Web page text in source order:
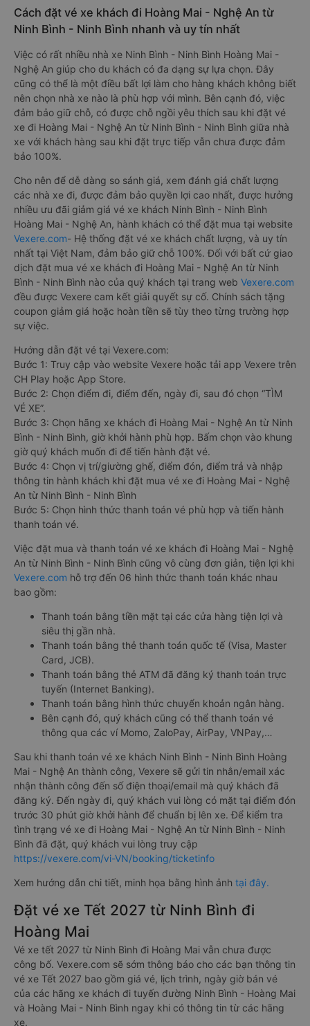
Cách đặt vé xe khách đi Hoàng Mai - Nghệ An từ
Ninh Bình - Ninh Bình nhanh và uy tín nhất
Việc có rất nhiều nhà xe Ninh Bình - Ninh Bình Hoàng Mai -
Nghệ An giúp cho du khách có đa dạng sự lựa chọn. Đây
cũng có thể là một điều bất lợi làm cho hàng khách không biết
nên chọn nhà xe nào là phù hợp với mình. Bên cạnh đó, việc
đảm bảo giữ chỗ, có được chỗ ngồi yêu thích sau khi đặt vé
xe đi Hoàng Mai - Nghệ An từ Ninh Bình - Ninh Bình giữa nhà
xe với khách hàng sau khi đặt trực tiếp vẫn chưa được đảm
bảo 100%.
Cho nên để dễ dàng so sánh giá, xem đánh giá chất lượng
các nhà xe đi, được đảm bảo quyền lợi cao nhất, được hưởng
nhiều ưu đãi giảm giá vé xe khách Ninh Bình - Ninh Bình
Hoàng Mai - Nghệ An, hành khách có thể đặt mua tại website
Vexere.com- Hệ thống đặt vé xe khách chất lượng, và uy tín
nhất tại Việt Nam, đảm bảo giữ chỗ 100%. Đối với bất cứ giao
dịch đặt mua vé xe khách đi Hoàng Mai - Nghệ An từ Ninh
Bình - Ninh Bình nào của quý khách tại trang web Vexere.com
đều được Vexere cam kết giải quyết sự cố. Chính sách tặng
coupon giảm giá hoặc hoàn tiền sẽ tùy theo từng trường hợp
sự việc.
Hướng dẫn đặt vé tại Vexere.com:
Bước 1: Truy cập vào website Vexere hoặc tải app Vexere trên
CH Play hoặc App Store.
Bước 2: Chọn điểm đi, điểm đến, ngày đi, sau đó chọn “TÌM
VÉ XE”.
Bước 3: Chọn hãng xe khách đi Hoàng Mai - Nghệ An từ Ninh
Bình - Ninh Bình, giờ khởi hành phù hợp. Bấm chọn vào khung
giờ quý khách muốn đi để tiến hành đặt vé.
Bước 4: Chọn vị trí/giường ghế, điểm đón, điểm trả và nhập
thông tin hành khách khi đặt mua vé xe đi Hoàng Mai - Nghệ
An từ Ninh Bình - Ninh Bình
Bước 5: Chọn hình thức thanh toán vé phù hợp và tiến hành
thanh toán vé.
Việc đặt mua và thanh toán vé xe khách đi Hoàng Mai - Nghệ
An từ Ninh Bình - Ninh Bình cũng vô cùng đơn giản, tiện lợi khi
Vexere.com hỗ trợ đến 06 hình thức thanh toán khác nhau
bao gồm:
Thanh toán bằng tiền mặt tại các cửa hàng tiện lợi và
siêu thị gần nhà.
Thanh toán bằng thẻ thanh toán quốc tế (Visa, Master
Card, JCB).
Thanh toán bằng thẻ ATM đã đăng ký thanh toán trực
tuyến (Internet Banking).
Thanh toán bằng hình thức chuyển khoản ngân hàng.
Bên cạnh đó, quý khách cũng có thể thanh toán vé
thông qua các ví Momo, ZaloPay, AirPay, VNPay,…
Sau khi thanh toán vé xe khách Ninh Bình - Ninh Bình Hoàng
Mai - Nghệ An thành công, Vexere sẽ gửi tin nhắn/email xác
nhận thành công đến số điện thoại/email mà quý khách đã
đăng ký. Đến ngày đi, quý khách vui lòng có mặt tại điểm đón
trước 30 phút giờ khởi hành để chuẩn bị lên xe. Để kiểm tra
tình trạng vé xe đi Hoàng Mai - Nghệ An từ Ninh Bình - Ninh
Bình đã đặt, quý khách vui lòng truy cập
https://vexere.com/vi-VN/booking/ticketinfo
Xem hướng dẫn chi tiết, minh họa bằng hình ảnh tại đây.
Đặt vé xe Tết 2027 từ Ninh Bình đi
Hoàng Mai
Vé xe tết 2027 từ Ninh Bình đi Hoàng Mai vẫn chưa được
công bố. Vexere.com sẽ sớm thông báo cho các bạn thông tin
vé xe Tết 2027 bao gồm giá vé, lịch trình, ngày giờ bán vé
của các hãng xe khách đi tuyến đường Ninh Bình - Hoàng Mai
và Hoàng Mai - Ninh Bình ngay khi có thông tin từ các hãng
xe.